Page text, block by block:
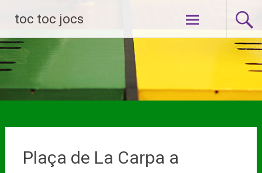
toc toc jocs
Skip
to
content
Plaça de La Carpa a